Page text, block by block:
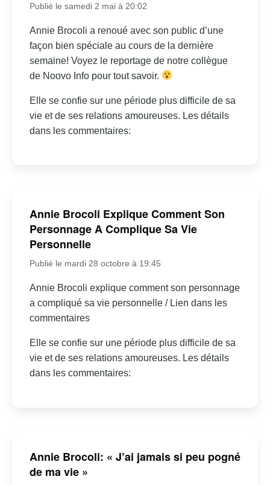
Publié le samedi 2 mai à 20:02
Annie Brocoli a renoué avec son public d’une
façon bien spéciale au cours de la dernière
semaine! Voyez le reportage de notre collègue
de Noovo Info pour tout savoir.
Elle se confie sur une période plus difficile de sa
vie et de ses relations amoureuses. Les détails
dans les commentaires:
Annie Brocoli Explique Comment Son
Personnage A Complique Sa Vie
Personnelle
Publié le mardi 28 octobre à 19:45
Annie Brocoli explique comment son personnage
a compliqué sa vie personnelle / Lien dans les
commentaires
Elle se confie sur une période plus difficile de sa
vie et de ses relations amoureuses. Les détails
dans les commentaires:
Annie Brocoli: « J’ai jamais si peu pogné
de ma vie »